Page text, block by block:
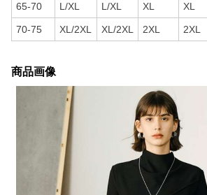
65-70 L/XL L/XL XL XL
70-75 XL/2XL XL/2XL 2XL 2XL
商品画像